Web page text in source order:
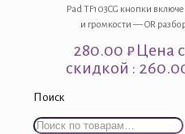
Pad TF103CG кнопки
и громкости — OR
280.00₽Цена
скидкой :
Поиск
Искать: